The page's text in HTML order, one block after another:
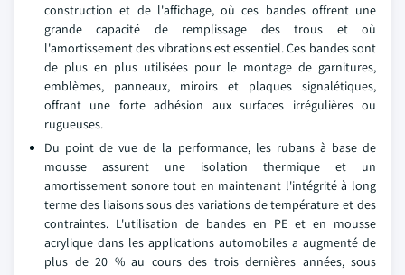
construction et de l'affichage, où ces bandes offrent une
grande capacité de remplissage des trous et où
l'amortissement des vibrations est essentiel. Ces bandes sont
de plus en plus utilisées pour le montage de garnitures,
emblèmes, panneaux, miroirs et plaques signalétiques,
offrant une forte adhésion aux surfaces irrégulières ou
rugueuses.
Du point de vue de la performance, les rubans à base de
mousse assurent une isolation thermique et un
amortissement sonore tout en maintenant l'intégrité à long
terme des liaisons sous des variations de température et des
contraintes. L'utilisation de bandes en PE et en mousse
acrylique dans les applications automobiles a augmenté de
plus de 20 % au cours des trois dernières années, sous